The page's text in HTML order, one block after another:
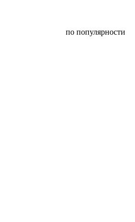
по популярности